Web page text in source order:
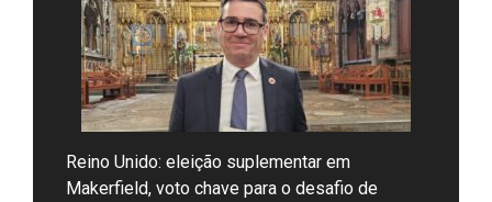
Reino Unido: eleição suplementar em
Makerfield, voto chave para o desafio de